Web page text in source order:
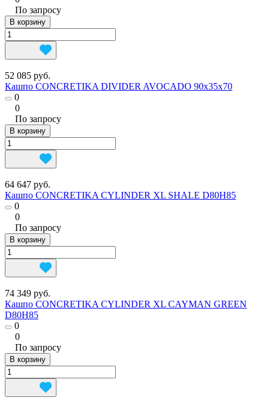
По запросу
В корзину
52 085 руб.
Кашпо CONCRETIKA DIVIDER AVOCADO 90x35x70
0
0
По запросу
В корзину
64 647 руб.
Кашпо CONCRETIKA CYLINDER XL SHALE D80H85
0
0
По запросу
В корзину
74 349 руб.
Кашпо CONCRETIKA CYLINDER XL CAYMAN GREEN
D80H85
0
0
По запросу
В корзину